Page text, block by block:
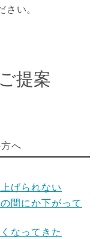
さい。
提案
へ
げられない
間にか下がって
なってきた